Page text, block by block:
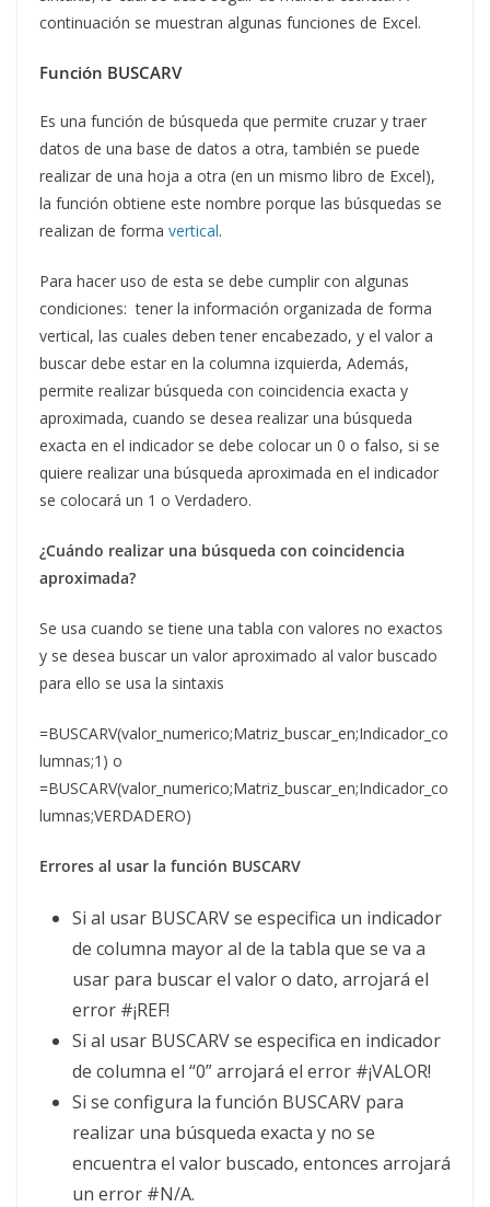
continuación se muestran algunas funciones de Excel.
Función BUSCARV
Es una función de búsqueda que permite cruzar y traer
datos de una base de datos a otra, también se puede
realizar de una hoja a otra (en un mismo libro de Excel),
la función obtiene este nombre porque las búsquedas se
realizan de forma vertical.
Para hacer uso de esta se debe cumplir con algunas
condiciones: tener la información organizada de forma
vertical, las cuales deben tener encabezado, y el valor a
buscar debe estar en la columna izquierda, Además,
permite realizar búsqueda con coincidencia exacta y
aproximada, cuando se desea realizar una búsqueda
exacta en el indicador se debe colocar un 0 o falso, si se
quiere realizar una búsqueda aproximada en el indicador
se colocará un 1 o Verdadero.
¿Cuándo realizar una búsqueda con coincidencia
aproximada?
Se usa cuando se tiene una tabla con valores no exactos
y se desea buscar un valor aproximado al valor buscado
para ello se usa la sintaxis
=BUSCARV(valor_numerico;Matriz_buscar_en;Indicador_co
lumnas;1) o
=BUSCARV(valor_numerico;Matriz_buscar_en;Indicador_co
lumnas;VERDADERO)
Errores al usar la función BUSCARV
Si al usar BUSCARV se especifica un indicador
de columna mayor al de la tabla que se va a
usar para buscar el valor o dato, arrojará el
error #¡REF!
Si al usar BUSCARV se especifica en indicador
de columna el “0” arrojará el error #¡VALOR!
Si se configura la función BUSCARV para
realizar una búsqueda exacta y no se
encuentra el valor buscado, entonces arrojará
un error #N/A.